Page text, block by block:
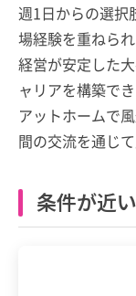
週1日からの選択
場経験を重ねられ
経営が安定した
ャリアを構築で
アットホームで
間の交流を通じ
条件が近